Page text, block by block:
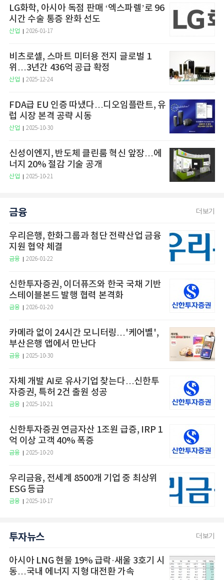
LG화학, 아시아 독점 판매 ‘엑스파렐’로 96
시간 수술 통증 완화 선도
산업 2026-01-17
비츠로셀, 스마트 미터용 전지 글로벌 1
위…3년간 436억 공급 확정
산업 2025-12-24
FDA급 EU 인증 따냈다…디오임플란트, 유
럽 시장 본격 공략 시동
산업 2025-10-30
신성이엔지, 반도체 클린룸 혁신 앞장…에
너지 20% 절감 기술 공개
산업 2025-10-21
금융 더보기
우리은행, 한화그룹과 첨단 전략산업 금융
지원 협약 체결
금융 2026-01-22
신한투자증권, 이더퓨즈와 한국 국채 기반
스테이블본드 발행 협력 본격화
금융 2026-01-20
카메라 없이 24시간 모니터링…'케어벨',
부산은행 앱에서 만난다
금융 2025-10-30
자체 개발 AI로 유사기업 찾는다…신한투
자증권, 특허 2건 출원 성공
금융 2025-10-21
신한투자증권 연금자산 1조원 급증, IRP 1
억 이상 고객 40% 폭증
금융 2025-10-20
우리금융, 전세계 8500개 기업 중 최상위
ESG 등급
금융 2025-10-17
투자뉴스 더보기
아시아 LNG 현물 19% 급락·새울 3호기 시
동…국내 에너지 지형 대전환 가속